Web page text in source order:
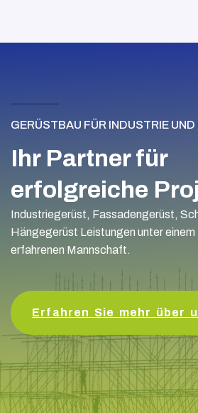
GERÜSTBAU FÜR INDUSTRIE UND
Ihr Partner für
erfolgreiche
Industriegerüst, Fassadengerüst,
Hängegerüst Leistungen unter einem
erfahrenen Mannschaft.
Erfahren Sie mehr über